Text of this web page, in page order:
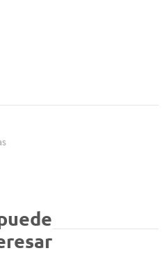
que deberías
próxima reunión de